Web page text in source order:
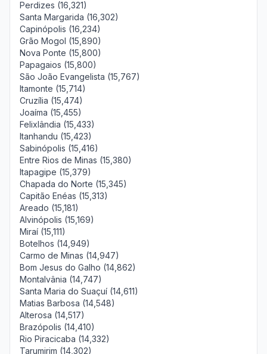
Perdizes (16,321)
Santa Margarida (16,302)
Capinópolis (16,234)
Grão Mogol (15,890)
Nova Ponte (15,800)
Papagaios (15,800)
São João Evangelista (15,767)
Itamonte (15,714)
Cruzília (15,474)
Joaíma (15,455)
Felixlândia (15,433)
Itanhandu (15,423)
Sabinópolis (15,416)
Entre Rios de Minas (15,380)
Itapagipe (15,379)
Chapada do Norte (15,345)
Capitão Enéas (15,313)
Areado (15,181)
Alvinópolis (15,169)
Miraí (15,111)
Botelhos (14,949)
Carmo de Minas (14,947)
Bom Jesus do Galho (14,862)
Montalvânia (14,747)
Santa Maria do Suaçuí (14,611)
Matias Barbosa (14,548)
Alterosa (14,517)
Brazópolis (14,410)
Rio Piracicaba (14,332)
Tarumirim (14,302)